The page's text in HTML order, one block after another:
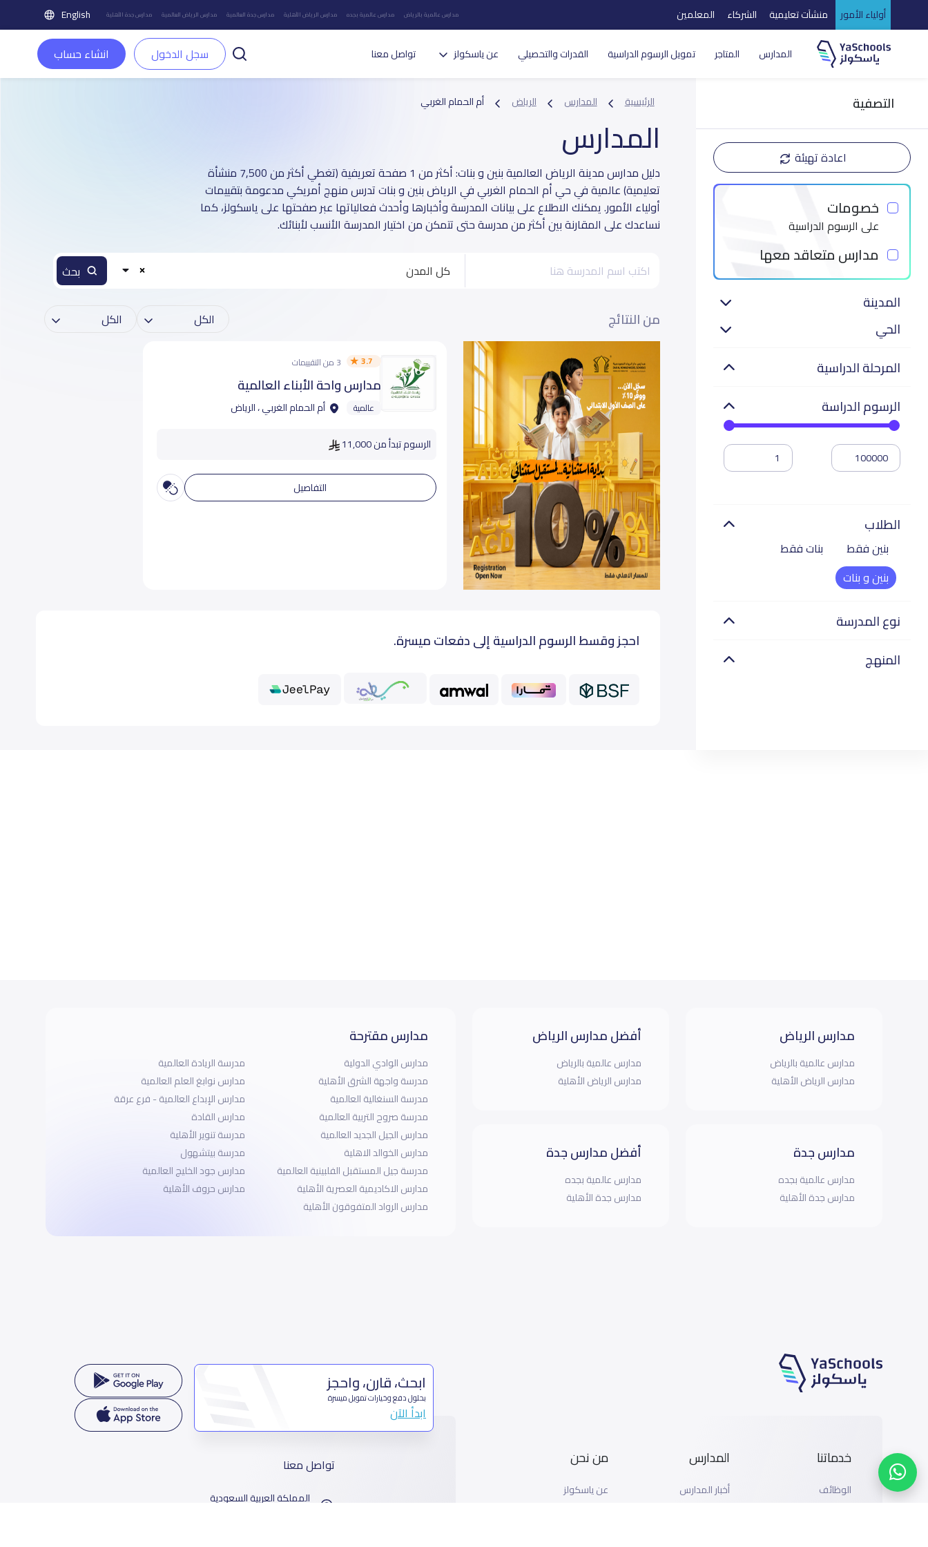
أولياء الأمور منشآت تعليمية الشركاء المعلمين مدارس عالمية بالرياض مدارس عالمية بجده مدارس الرياض الأهلية مدارس جدة العالمية مدارس الرياض العالمية مدارس جدة الأهلية English
المدارس المتاجر تمويل الرسوم الدراسية القدرات والتحصيلي عن ياسكولز تواصل معنا سجل الدخول انشاء حساب
التصفية
اعادة تهيئة
خصومات
على الرسوم الدراسية
مدارس متعاقد معها
المدينة
الحي
المرحلة الدراسية
الرسوم الدراسة
الطلاب
بنين فقط
بنات فقط
بنين و بنات
نوع المدرسة
المنهج
الرئيسية المدارس الرياض أم الحمام الغربي
المدارس
دليل مدارس مدينة الرياض العالمية بنين و بنات: أكثر من 1 صفحة تعريفية (تغطي أكثر من 7,500 منشأة
تعليمية) عالمية في حي أم الحمام الغربي في الرياض بنين و بنات تدرس منهج أمريكي مدعومة بتقييمات
أولياء الأمور. يمكنك الاطلاع على بيانات المدرسة وأخبارها وأحدث فعالياتها عبر صفحتها على ياسكولز، كما
نساعدك على المقارنة بين أكثر من مدرسة حتى تتمكن من اختيار المدرسة الأنسب لأبنائك.
كل المدن
من النتائج
3.7 3 من التقييمات
مدارس واحة الأبناء العالمية
عالمية أم الحمام الغربي ، الرياض
الرسوم تبدأ من 11,000
التفاصيل
احجز وقسط الرسوم الدراسية إلى دفعات ميسرة.
مدارس الرياض
مدارس عالمية بالرياض
مدارس الرياض الأهلية
مدارس جدة
مدارس عالمية بجده
مدارس جدة الأهلية
أفضل مدارس الرياض
مدارس عالمية بالرياض
مدارس الرياض الأهلية
أفضل مدارس جدة
مدارس عالمية بجده
مدارس جدة الأهلية
مدارس مقترحة
مدارس الوادي الدولية
مدرسة واجهة الشرق الأهلية
مدرسة السنغالية العالمية
مدرسة صروح التربية العالمية
مدارس الجيل الجديد العالمية
مدارس الخوالد الاهلية
مدرسة جيل المستقبل الفلبينية العالمية
مدارس الاكاديمية العصرية الأهلية
مدارس الرواد المتفوقون الأهلية
مدرسة الريادة العالمية
مدارس نوابغ العلم العالمية
مدارس الإبداع العالمية - فرع عرقة
مدارس القادة
مدرسة تنوير الأهلية
مدرسة بيتشهول
مدارس جود الخليج العالمية
مدارس حروف الأهلية
خدماتنا
الوظائف
المدارس
أخبار المدارس
من نحن
عن ياسكولز
ابحث، قارن، واحجز
بحلول دفع وخيارات تمويل ميسرة
ابدأ الآن
تواصل معنا
المملكة العربية السعودية